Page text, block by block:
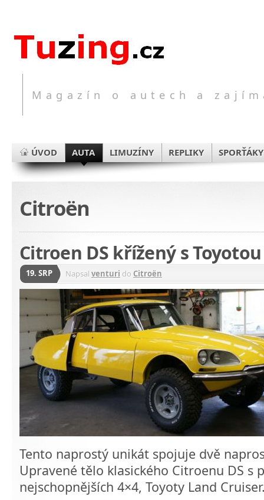
Magazín o autech a
ÚVOD AUTA LIMUZÍNY REPLIKY SPORŤÁKY
Citroën
Citroen DS křížený s
19. SRP Napsal venturi do Citroën
Tento naprostý unikát spojuje dvě
Upravené tělo klasického Citroenu DS s
nejschopnějších 4×4, Toyoty Land